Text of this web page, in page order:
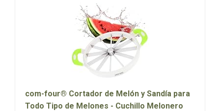
com-four® Cortador de Melón y Sandía para
Todo Tipo de Melones - Cuchillo Melonero